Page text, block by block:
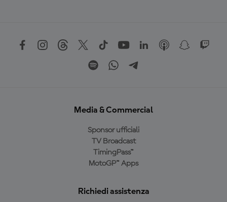
Media & Commercial
Sponsor ufficiali
TV Broadcast
TimingPass™
MotoGP™ Apps
Richiedi assistenza